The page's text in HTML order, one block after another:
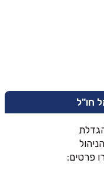
חו"ל
פרטים: